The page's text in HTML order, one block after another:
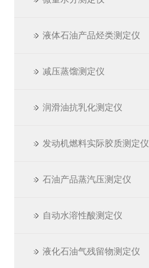
液体石油产品烃类测定仪
减压蒸馏测定仪
润滑油抗乳化测定仪
发动机燃料实际胶质测定仪
石油产品蒸汽压测定仪
自动水溶性酸测定仪
液化石油气残留物测定仪